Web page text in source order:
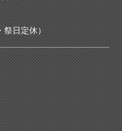
定休）